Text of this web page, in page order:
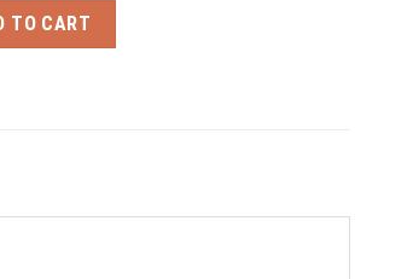
quantity
TO CART